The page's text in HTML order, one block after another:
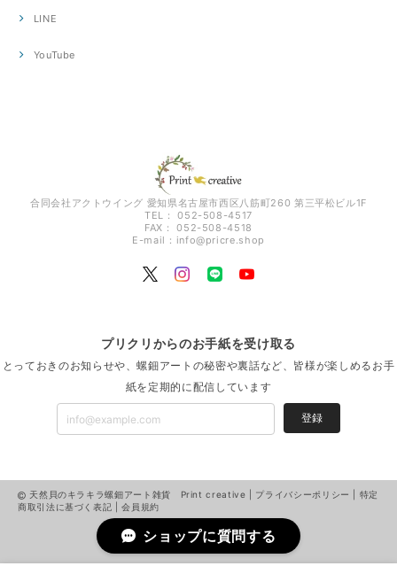
LINE
YouTube
合同会社アクトウイング 愛知県名古屋市西区八筋町260 第三平松ビル1F
TEL： 052-508-4517
FAX： 052-508-4518
E-mail： info@pricre.shop
プリクリからのお手紙を受け取る
とっておきのお知らせや、螺鈿アートの秘密や裏話など、皆様が楽しめるお手
紙を定期的に配信しています
登録
天然貝のキラキラ螺鈿アート雑貨 Print creative | プライバシーポリシー
特定
商取引法に基づく表記
|会員規約
ショップに質問する